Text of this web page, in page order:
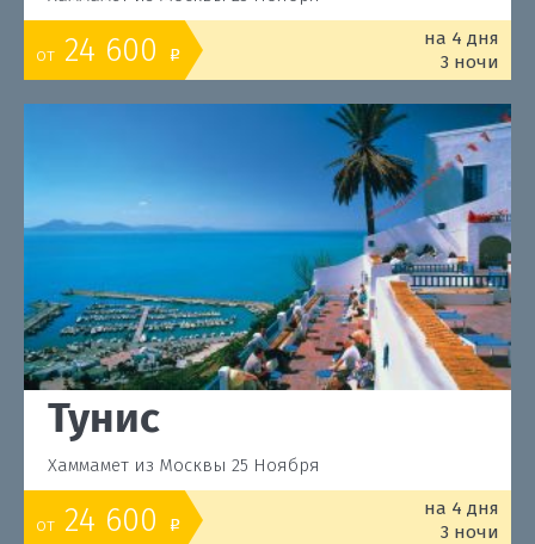
от 24 600 o
на 4 дня
3 ночи
Тунис
Хаммамет из Москвы 25 Ноября
от 24 600 o
на 4 дня
3 ночи